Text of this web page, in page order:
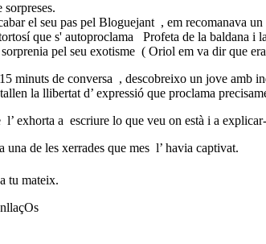
el seu pas pel Bloguejant , em recomanava
que s' autoproclama Profeta de la baldana i
pel seu exotisme ( Oriol em va dir que
minuts de conversa , descobreixo un jove amb
la llibertat d’ expressió que proclama
l’ exhorta a escriure lo que veu on està i a
una de les xerrades que mes l’ havia captivat.
tu mateix.